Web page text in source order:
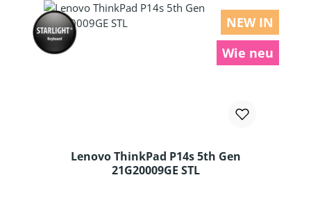
NEW IN
Wie neu
Lenovo ThinkPad P14s 5th Gen
21G20009GE STL